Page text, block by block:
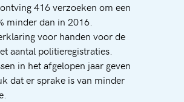
416 verzoeken om een
minder dan in 2016.
voor handen voor de
aantal politieregistraties.
in het afgelopen jaar geven
dat er sprake is van minder